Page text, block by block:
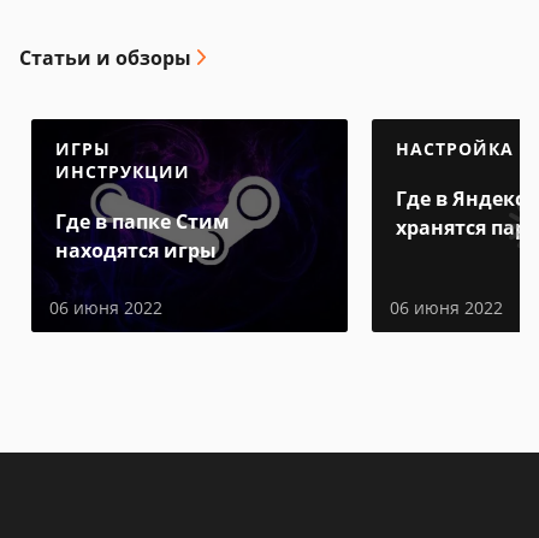
Статьи и обзоры
ИГРЫ
ИНСТРУКЦИИ
Где в папке Стим
находятся игры
06 июня 2022
НАСТРОЙКА
Где в Яндекс
хранятся
06 июня 2022